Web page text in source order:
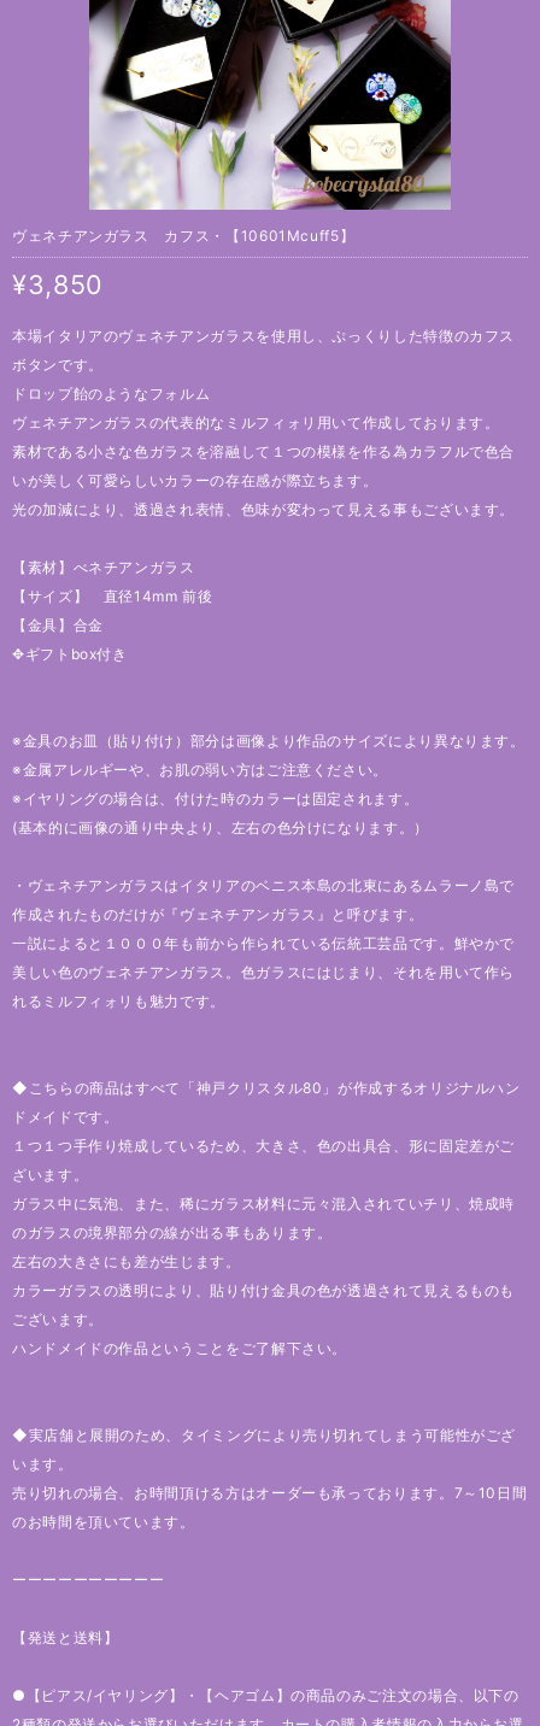
ヴェネチアンガラス カフス・【10601Mcuff5】
¥3,850
本場イタリアのヴェネチアンガラスを使用し、ぷっくりした特徴のカフス
ボタンです。
ドロップ飴のようなフォルム
ヴェネチアンガラスの代表的なミルフィォリ用いて作成しております。
素材である小さな色ガラスを溶融して１つの模様を作る為カラフルで色合
いが美しく可愛らしいカラーの存在感が際立ちます。
光の加減により、透過され表情、色味が変わって見える事もございます。
【素材】べネチアンガラス
【サイズ】 直径14mm 前後
【金具】合金
✥ギフトbox付き
※金具のお皿（貼り付け）部分は画像より作品のサイズにより異なります。
※金属アレルギーや、お肌の弱い方はご注意ください。
※イヤリングの場合は、付けた時のカラーは固定されます。
(基本的に画像の通り中央より、左右の色分けになります。）
・ヴェネチアンガラスはイタリアのベニス本島の北東にあるムラーノ島で
作成されたものだけが『ヴェネチアンガラス』と呼びます。
一説によると１０００年も前から作られている伝統工芸品です。鮮やかで
美しい色のヴェネチアンガラス。色ガラスにはじまり、それを用いて作ら
れるミルフィォリも魅力です。
◆こちらの商品はすべて「神戸クリスタル80」が作成するオリジナルハン
ドメイドです。
１つ１つ手作り焼成しているため、大きさ、色の出具合、形に固定差がご
ざいます。
ガラス中に気泡、また、稀にガラス材料に元々混入されていチリ、焼成時
のガラスの境界部分の線が出る事もあります。
左右の大きさにも差が生じます。
カラーガラスの透明により、貼り付け金具の色が透過されて見えるものも
ございます。
ハンドメイドの作品ということをご了解下さい。
◆実店舗と展開のため、タイミングにより売り切れてしまう可能性がござ
います。
売り切れの場合、お時間頂ける方はオーダーも承っております。7～10日間
のお時間を頂いています。
ーーーーーーーーーー
【発送と送料】
●【ピアス/イヤリング】・【ヘアゴム】の商品のみご注文の場合、以下の